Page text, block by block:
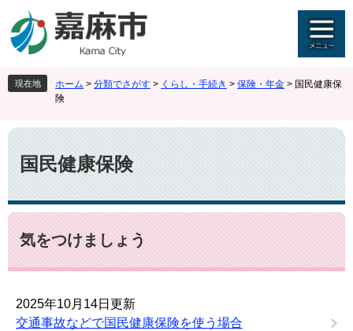
ジ
先
頭
。
ュ
を
飛
て
本
文
へ
現在地 ホーム > 分類でさがす > くらし・手続き > 保険・年金 > 国民健康保
険
本
文
国民健康保険
気をつけましょう
2025年10月14日更新
交通事故などで国民健康保険を使う場合